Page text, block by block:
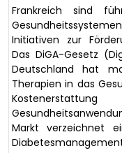
Frankreich sind
Initiativen zur
Das DiGA-Gesetz
Deutschland hat
Therapien in das
Markt verzeichnet